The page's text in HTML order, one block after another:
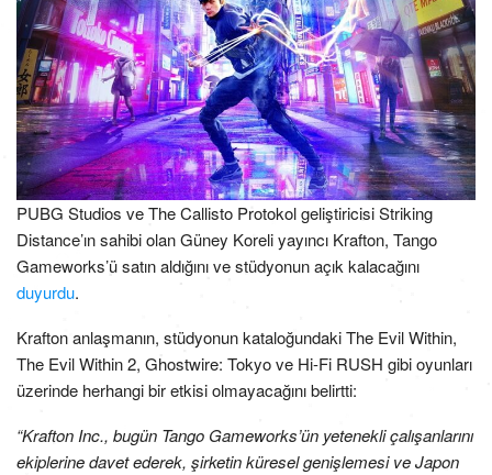
PUBG Studios ve The Callisto Protokol geliştiricisi Striking
Distance’ın sahibi olan Güney Koreli yayıncı Krafton, Tango
Gameworks’ü satın aldığını ve stüdyonun açık kalacağını
duyurdu.
Krafton anlaşmanın, stüdyonun kataloğundaki The Evil Within,
The Evil Within 2, Ghostwire: Tokyo ve Hi-Fi RUSH gibi oyunları
üzerinde herhangi bir etkisi olmayacağını belirtti:
“Krafton Inc., bugün Tango Gameworks’ün yetenekli çalışanlarını
ekiplerine davet ederek, şirketin küresel genişlemesi ve Japon